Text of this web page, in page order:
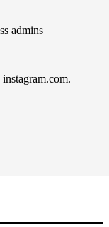
admins